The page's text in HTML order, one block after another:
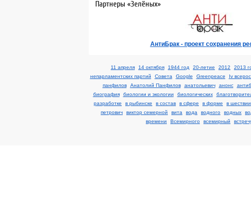
Партнеры «Зелёных»
АнтиБрак - проект сохранения
11 апреля 14 октября 1944 год 20-летие 2012 2013
непарламентских партий
Cовета Google Greenpeace Iv
панфилов
Анатолий Панфилов анатольевич анонс
биография
биологии и экологии биологических
разработке
в рыбинске в состав в сфере в форме в шествии
петрович
виктор семерной вита вода водного водных
времени
Всемирного всемирный